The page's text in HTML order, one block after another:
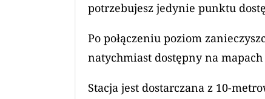
potrzebujesz jedynie punktu
Po połączeniu poziom
natychmiast dostępny na
Stacja jest dostarczana z 10-